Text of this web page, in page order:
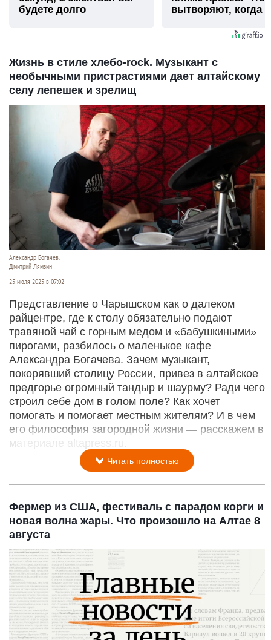
будете долго
вытворяют, когда
Жизнь в стиле хлебо-rock. Музыкант с
необычными пристрастиями дает алтайскому
селу лепешек и зрелищ
Александр Богачев.
Дмитрий Лямзин
25 июля 2025 в 07:02
Представление о Чарышском как о далеком
райцентре, где к столу обязательно подают
травяной чай с горным медом и «бабушкиными»
пирогами, разбилось о маленькое кафе
Александра Богачева. Зачем музыкант,
покорявший столицу России, привез в алтайское
предгорье огромный тандыр и шаурму? Ради чего
строил себе дом в голом поле? Как хочет
помогать и помогает местным жителям? И в чем
его философия загородной жизни — расскажем в
материа­ле altapress.ru.
Читать полностью
Фермер из США, фестиваль с парадом корги и
новая волна жары. Что произошло на Алтае 8
августа